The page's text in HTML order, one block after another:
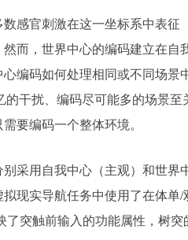
感官刺激在这一坐标系中表征
而，世界中心的编码建立在自
编码如何处理相同或不同场景
干扰、编码尽可能多的场景
要编码一个整体环境。
采用自我中心（主观）和世界
现实导航任务中使用了在体单
突触前输入的功能属性，树